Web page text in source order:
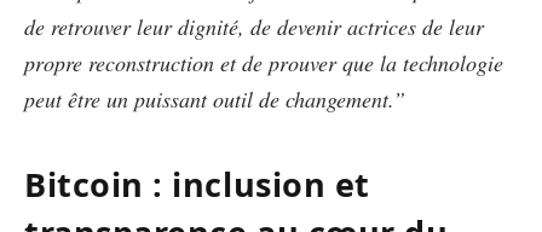
de retrouver leur dignité, de devenir actrices de leur
propre reconstruction et de prouver que la technologie
peut être un puissant outil de changement.”
Bitcoin : inclusion et